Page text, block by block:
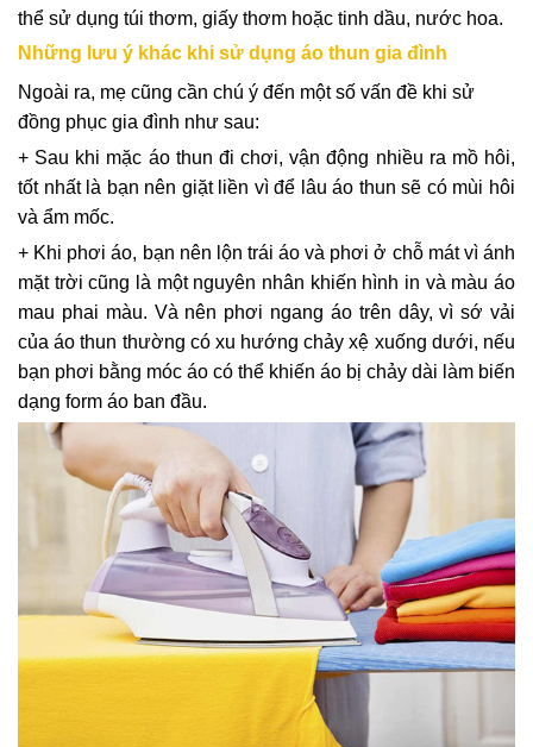
thể sử dụng túi thơm, giấy thơm hoặc tinh dầu, nước hoa.
Những lưu ý khác khi sử dụng áo thun gia đình
Ngoài ra, mẹ cũng cần chú ý đến một số vấn đề khi sử
đồng phục gia đình như sau:
+ Sau khi mặc áo thun đi chơi, vận động nhiều ra mồ hôi,
tốt nhất là bạn nên giặt liền vì để lâu áo thun sẽ có mùi hôi
và ẩm mốc.
+ Khi phơi áo, bạn nên lộn trái áo và phơi ở chỗ mát vì ánh
mặt trời cũng là một nguyên nhân khiến hình in và màu áo
mau phai màu. Và nên phơi ngang áo trên dây, vì sớ vải
của áo thun thường có xu hướng chảy xệ xuống dưới, nếu
bạn phơi bằng móc áo có thể khiến áo bị chảy dài làm biến
dạng form áo ban đầu.